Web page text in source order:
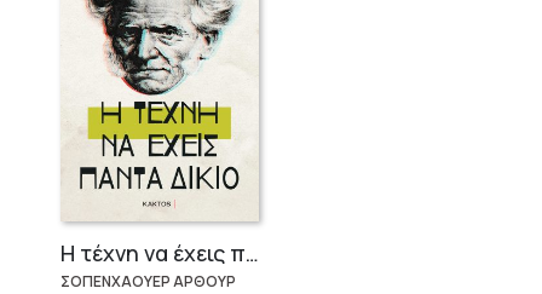
Η τέχνη να έχεις πάντα δίκιο – Άρθουρ Σοπενχάουερ
ΣΟΠΕΝΧΑΟΥΕΡ ΑΡΘΟΥΡ